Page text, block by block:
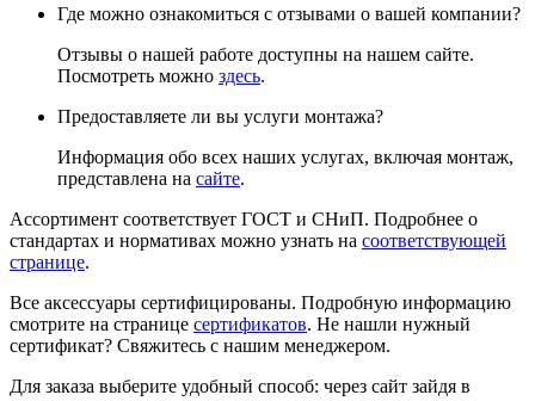
Где можно ознакомиться с отзывами о вашей компании?
Отзывы о нашей работе доступны на нашем сайте.
Посмотреть можно здесь.
Предоставляете ли вы услуги монтажа?
Информация обо всех наших услугах, включая монтаж,
представлена на сайте.
Ассортимент соответствует ГОСТ и СНиП. Подробнее о
стандартах и нормативах можно узнать на соответствующей
странице.
Все аксессуары сертифицированы. Подробную информацию
смотрите на странице сертификатов. Не нашли нужный
сертификат? Свяжитесь с нашим менеджером.
Для заказа выберите удобный способ: через сайт зайдя в